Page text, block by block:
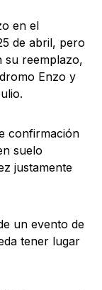
en el
de abril, pero
su reemplazo,
Enzo y
confirmación
suelo
justamente
un evento de
tener lugar